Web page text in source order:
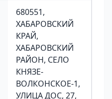
680551,
ХАБАРОВСКИЙ
КРАЙ,
ХАБАРОВСКИЙ
РАЙОН, СЕЛО
КНЯЗЕ-
ВОЛКОНСКОЕ-1,
УЛИЦА ДОС, 27,